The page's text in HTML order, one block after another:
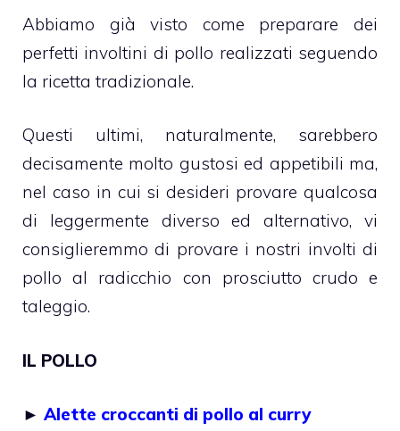
Abbiamo già visto come preparare dei
perfetti involtini di pollo realizzati seguendo
la ricetta tradizionale.
Questi ultimi, naturalmente, sarebbero
decisamente molto gustosi ed appetibili ma,
nel caso in cui si desideri provare qualcosa
di leggermente diverso ed alternativo, vi
consiglieremmo di provare i nostri involti di
pollo al radicchio con prosciutto crudo e
taleggio.
IL POLLO
► Alette croccanti di pollo al curry